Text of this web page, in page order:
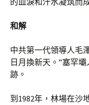
和解
中共第一代領導人毛
日月換新天。”塞罕
跡。
到1982年，林場在沙